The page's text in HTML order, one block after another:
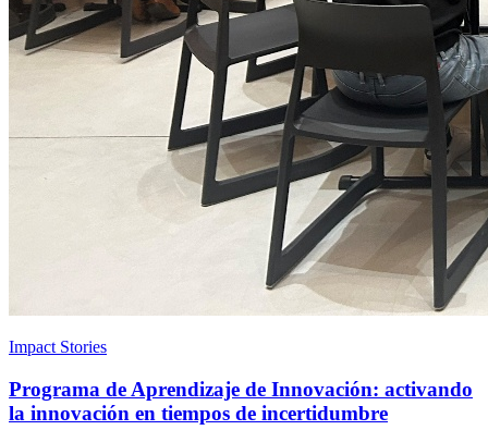
Impact Stories
Programa de Aprendizaje de Innovación: activando
la innovación en tiempos de incertidumbre